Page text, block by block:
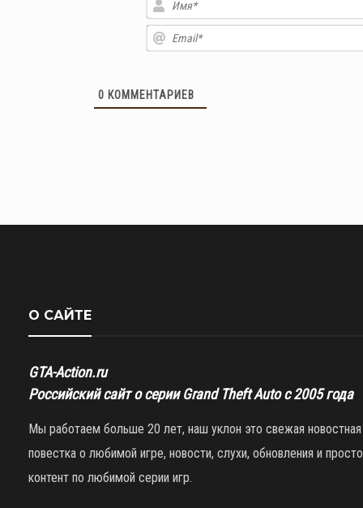
0 КОММЕНТАРИЕВ
О САЙТЕ
GTA-Action.ru
Российский сайт о серии Grand Theft Auto с 2005 года
Мы работаем больше 20 лет, наш уклон это свежая новостная
повестка о любимой игре, новости, слухи, обновления и просто
контент по любимой серии игр.